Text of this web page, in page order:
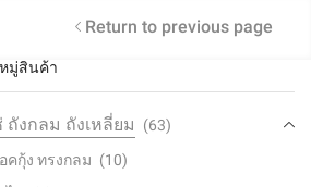
Return to previous page
มู่สินค้า
ถังกลม ถังเหลี่ยม
(63)
คกุ้ง ทรงกลม (10)